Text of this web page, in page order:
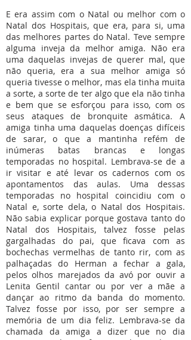
E era assim com o Natal ou melhor com o
Natal dos Hospitais, que era, para si, uma
das melhores partes do Natal. Teve sempre
alguma inveja da melhor amiga. Não era
uma daquelas invejas de querer mal, que
não queria, era a sua melhor amiga só
queria tivesse o melhor, mas ela tinha muita
a sorte, a sorte de ter algo que ela não tinha
e bem que se esforçou para isso, com os
seus ataques de bronquite asmática. A
amiga tinha uma daquelas doenças difíceis
de sarar, o que a mantinha refém de
inúmeras batas brancas e longas
temporadas no hospital. Lembrava-se de a
ir visitar e até levar os cadernos com os
apontamentos das aulas. Uma dessas
temporadas no hospital coincidiu com o
Natal e, sorte dela, o Natal dos Hospitais.
Não sabia explicar porque gostava tanto do
Natal dos Hospitais, talvez fosse pelas
gargalhadas do pai, que ficava com as
bochechas vermelhas de tanto rir, com as
palhaçadas do Herman a fechar a gala,
pelos olhos marejados da avó por ouvir a
Lenita Gentil cantar ou por ver a mãe a
dançar ao ritmo da banda do momento.
Talvez fosse por isso, por ser sempre a
memória de um dia feliz. Lembrava-se da
chamada da amiga a dizer que no dia